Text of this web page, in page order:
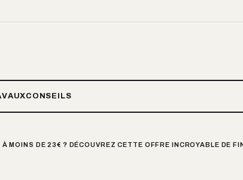
CONSEILS
MOINS DE 23€ ? DÉCOUVREZ CETTE OFFRE INCROYABLE DE